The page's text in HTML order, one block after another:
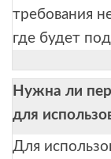
требования
где будет
Нужна ли
для
Для